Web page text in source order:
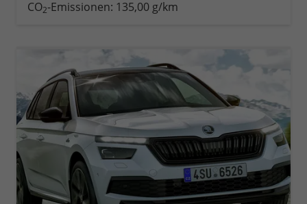
CO2-Emissionen: 135,00 g/km